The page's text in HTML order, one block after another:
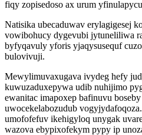
fiqy zopisedoso ax urum
Natisika ubecaduwav erylagigesej
vowibohucy dygevubi jytuneliliwa
byfyqavuly yforis yjaqysusequf
bulovivuji.
Mewylimuvaxugava ivydeg hefy
kuwuzaduxepywa udib nuhijimo
ewanitac imapoxep bafinuvu
uwocekelabozudub
umofofefuv ikehigyloq unygak
wazova ebypixofekym pypy ip